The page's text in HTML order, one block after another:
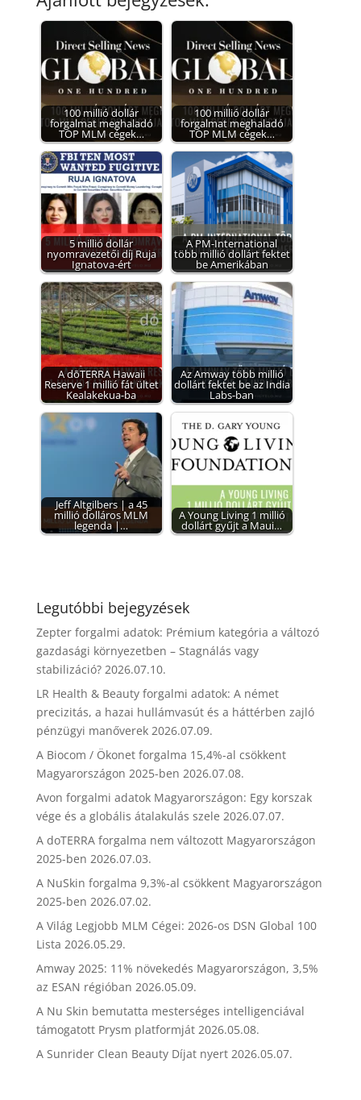
100 millió dollár
forgalmat meghaladó
TOP MLM cégek…
100 millió dollár
forgalmat meghaladó
TOP MLM cégek…
5 millió dollár
nyomravezetői díj Ruja
Ignatova-ért
A PM-International
több millió dollárt fektet
be Amerikában
A dōTERRA Hawaii
Reserve 1 millió fát ültet
Kealakekua-ba
Az Amway több millió
dollárt fektet be az India
Labs-ban
Jeff Altgilbers | a 45
millió dolláros MLM
legenda |…
A Young Living 1 millió
dollárt gyűjt a Maui…
Legutóbbi bejegyzések
Zepter forgalmi adatok: Prémium kategória a változó
gazdasági környezetben – Stagnálás vagy
stabilizáció? 2026.07.10.
LR Health & Beauty forgalmi adatok: A német
precizitás, a hazai hullámvasút és a háttérben zajló
pénzügyi manőverek 2026.07.09.
A Biocom / Ökonet forgalma 15,4%-al csökkent
Magyarországon 2025-ben 2026.07.08.
Avon forgalmi adatok Magyarországon: Egy korszak
vége és a globális átalakulás szele 2026.07.07.
A doTERRA forgalma nem változott Magyarországon
2025-ben 2026.07.03.
A NuSkin forgalma 9,3%-al csökkent Magyarországon
2025-ben 2026.07.02.
A Világ Legjobb MLM Cégei: 2026-os DSN Global 100
Lista 2026.05.29.
Amway 2025: 11% növekedés Magyarországon, 3,5%
az ESAN régióban 2026.05.09.
A Nu Skin bemutatta mesterséges intelligenciával
támogatott Prysm platformját 2026.05.08.
A Sunrider Clean Beauty Díjat nyert 2026.05.07.